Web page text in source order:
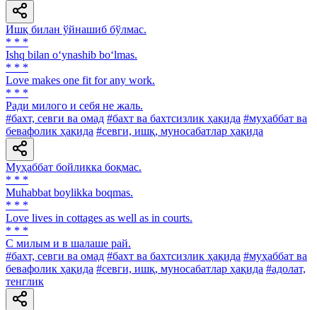
Ишқ билан ўйнашиб бўлмас.
* * *
Ishq bilan o‘ynashib bo‘lmas.
* * *
Love makes one fit for any work.
* * *
Ради милого и себя не жаль.
#бахт, севги ва омад #бахт ва бахтсизлик ҳақида #муҳаббат ва
бевафолик ҳақида #севги, ишқ, муносабатлар ҳақида
Муҳаббат бойликка боқмас.
* * *
Muhabbat boylikka boqmas.
* * *
Love lives in cottages as well as in courts.
* * *
С милым и в шалаше рай.
#бахт, севги ва омад #бахт ва бахтсизлик ҳақида #муҳаббат ва
бевафолик ҳақида #севги, ишқ, муносабатлар ҳақида #адолат,
тенглик